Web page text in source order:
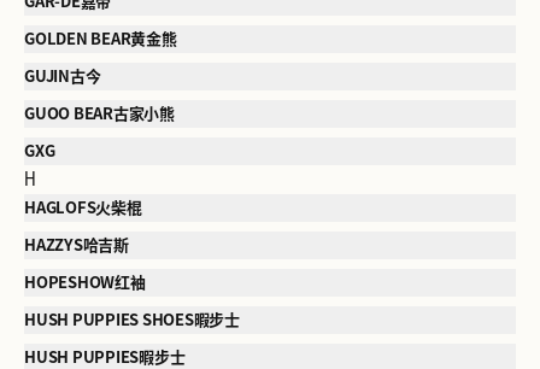
GOLDEN BEAR黄金熊
GUJIN古今
GUOO BEAR古家小熊
GXG
H
HAGLOFS火柴棍
HAZZYS哈吉斯
HOPESHOW红袖
HUSH PUPPIES SHOES暇步士
HUSH PUPPIES暇步士